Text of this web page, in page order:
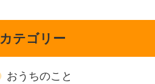
カテゴリー
おうちのこと